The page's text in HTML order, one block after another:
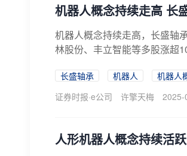
机器人概念持续走高 长
机器人概念持续走高，长盛轴
林股份、丰立智能等多股涨超
长盛轴承 机器人
机器人
证券时报·e公司
许擎天梅 2025-
人形机器人概念持续活